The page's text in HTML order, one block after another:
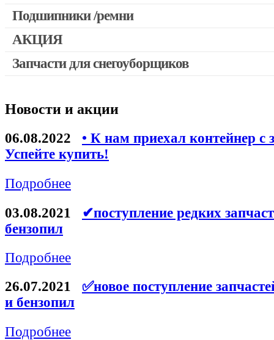
Патроны для шуруповертов / перфораторов
Запчасти для перфораторов и отбойных молотков
Запчасти для УШМ (болгарок)
Конденсаторы
Якоря, статоры
Аккумуляторы, зарядные устройства
Ремни для электроинструмента
Подшипники /ремни
АКЦИЯ
Скидка 50%
Запчасти для снегоуборщиков
Новости и акции
06.08.2022
• К нам приехал контейнер с
Успейте купить!
Подробнее
03.08.2021
✔поступление редких
бензопил
Подробнее
26.07.2021
✅новое поступление
и бензопил
Подробнее